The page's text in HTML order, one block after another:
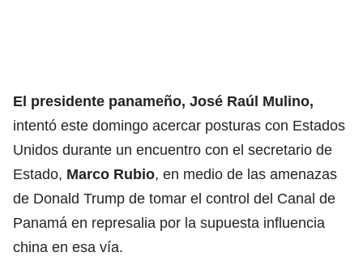
El presidente panameño, José Raúl Mulino,
intentó este domingo acercar posturas con Estados
Unidos durante un encuentro con el secretario de
Estado, Marco Rubio, en medio de las amenazas
de Donald Trump de tomar el control del Canal de
Panamá en represalia por la supuesta influencia
china en esa vía.